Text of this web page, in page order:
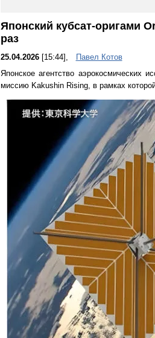
Японский кубсат-оригами
раз
25.04.2026[15:44],
Павел Котов
Японское агентство аэрокосмических
миссию Kakushin Rising, в рамках